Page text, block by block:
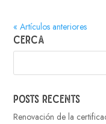
« Artículos anteriores
Cerca
Posts recents
Renovación de la